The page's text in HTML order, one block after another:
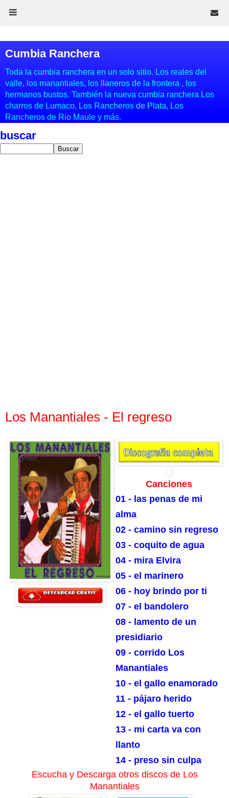
Cumbia Ranchera
Toda la cumbia ranchera en un solo sitio. Los reales del
valle, los manantiales, los llaneros de la frontera , los
hermanos bustos. También la nueva cumbia ranchera Los
charros de Lumaco, Los Rancheros de Plata, Los
Rancheros de Rio Maule y más.
buscar
Los Manantiales - El regreso
Canciones
01 - las penas de mi
alma
02 - camino sin regreso
03 - coquito de agua
04 - mira Elvira
05 - el marinero
06 - hoy brindo por ti
07 - el bandolero
08 - lamento de un
presidiario
09 - corrido Los
Manantiales
10 - el gallo enamorado
11 - pájaro herido
12 - el gallo tuerto
13 - mi carta va con
llanto
14 - preso sin culpa
Escucha y Descarga otros discos de Los
Manantiales